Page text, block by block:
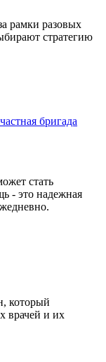
рамки разовых
стратегию
бригада
стать
- это надежная
который
врачей и их